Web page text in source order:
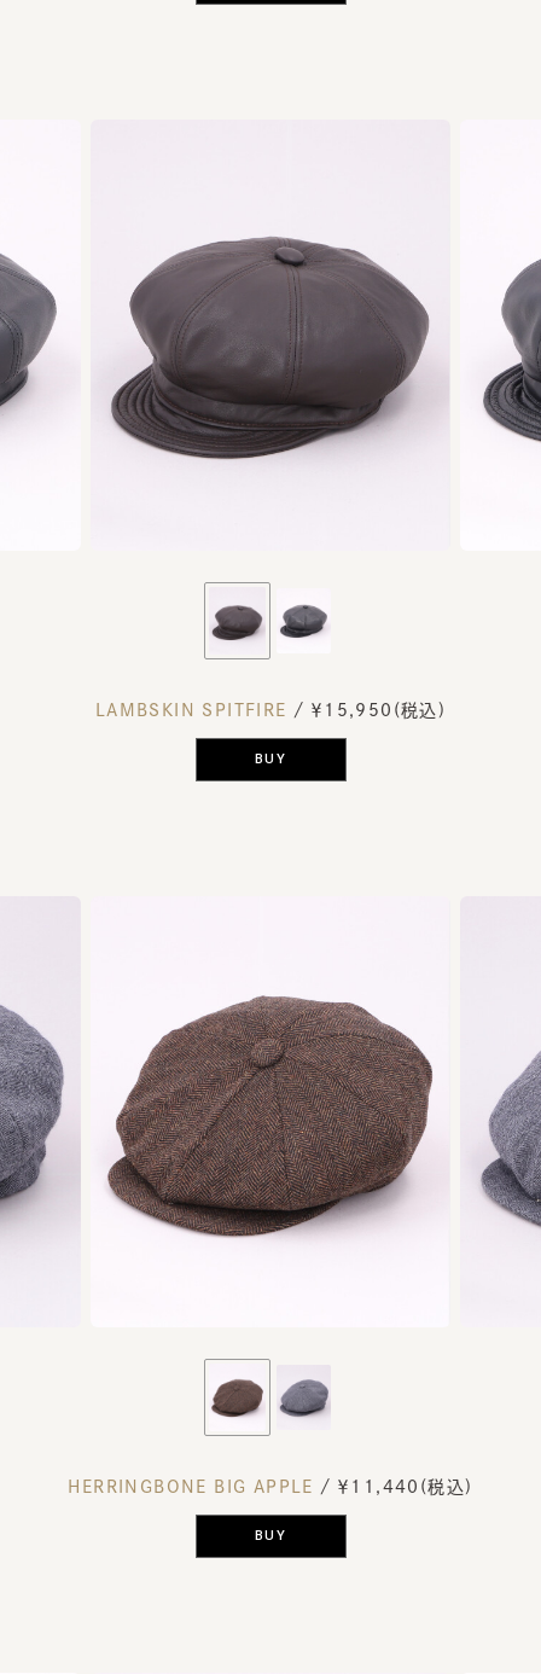
LAMBSKIN SPITFIRE / ￥15,950(税込)
BUY
HERRINGBONE BIG APPLE / ￥11,440(税込)
BUY